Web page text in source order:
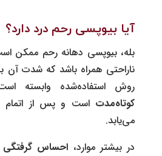
آیا بیوپسی رحم درد دارد؟
بله، بیوپسی دهانه رحم ممکن
ناراحتی همراه باشد که شدت آن
روش استفاده‌شده وابسته
کوتاه‌مدتاست و پس از اتمام
می‌یابد.
در بیشتر موارد، احساس گرفتگی